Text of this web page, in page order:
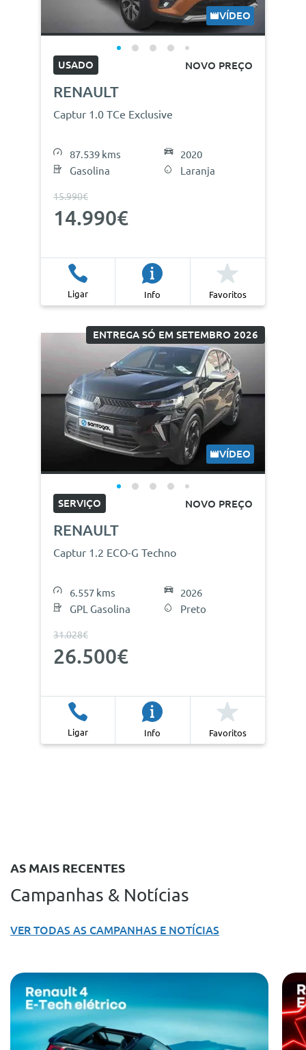
VÍDEO
USADO NOVO PREÇO
RENAULT
Captur 1.0 TCe Exclusive
87.539 kms
Gasolina
2020
Laranja
15.990€
14.990€
Ligar Info Favoritos
ENTREGA SÓ EM SETEMBRO 2026
VÍDEO
SERVIÇO NOVO PREÇO
RENAULT
Captur 1.2 ECO-G Techno
6.557 kms
GPL Gasolina
2026
Preto
31.028€
26.500€
Ligar Info Favoritos
AS MAIS RECENTES
Campanhas & Notícias
VER TODAS AS CAMPANHAS E NOTÍCIAS